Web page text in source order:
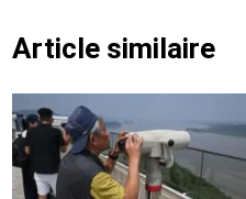
Article similaire